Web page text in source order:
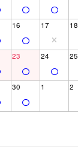
16 17 18
23 24 25
30 1 2